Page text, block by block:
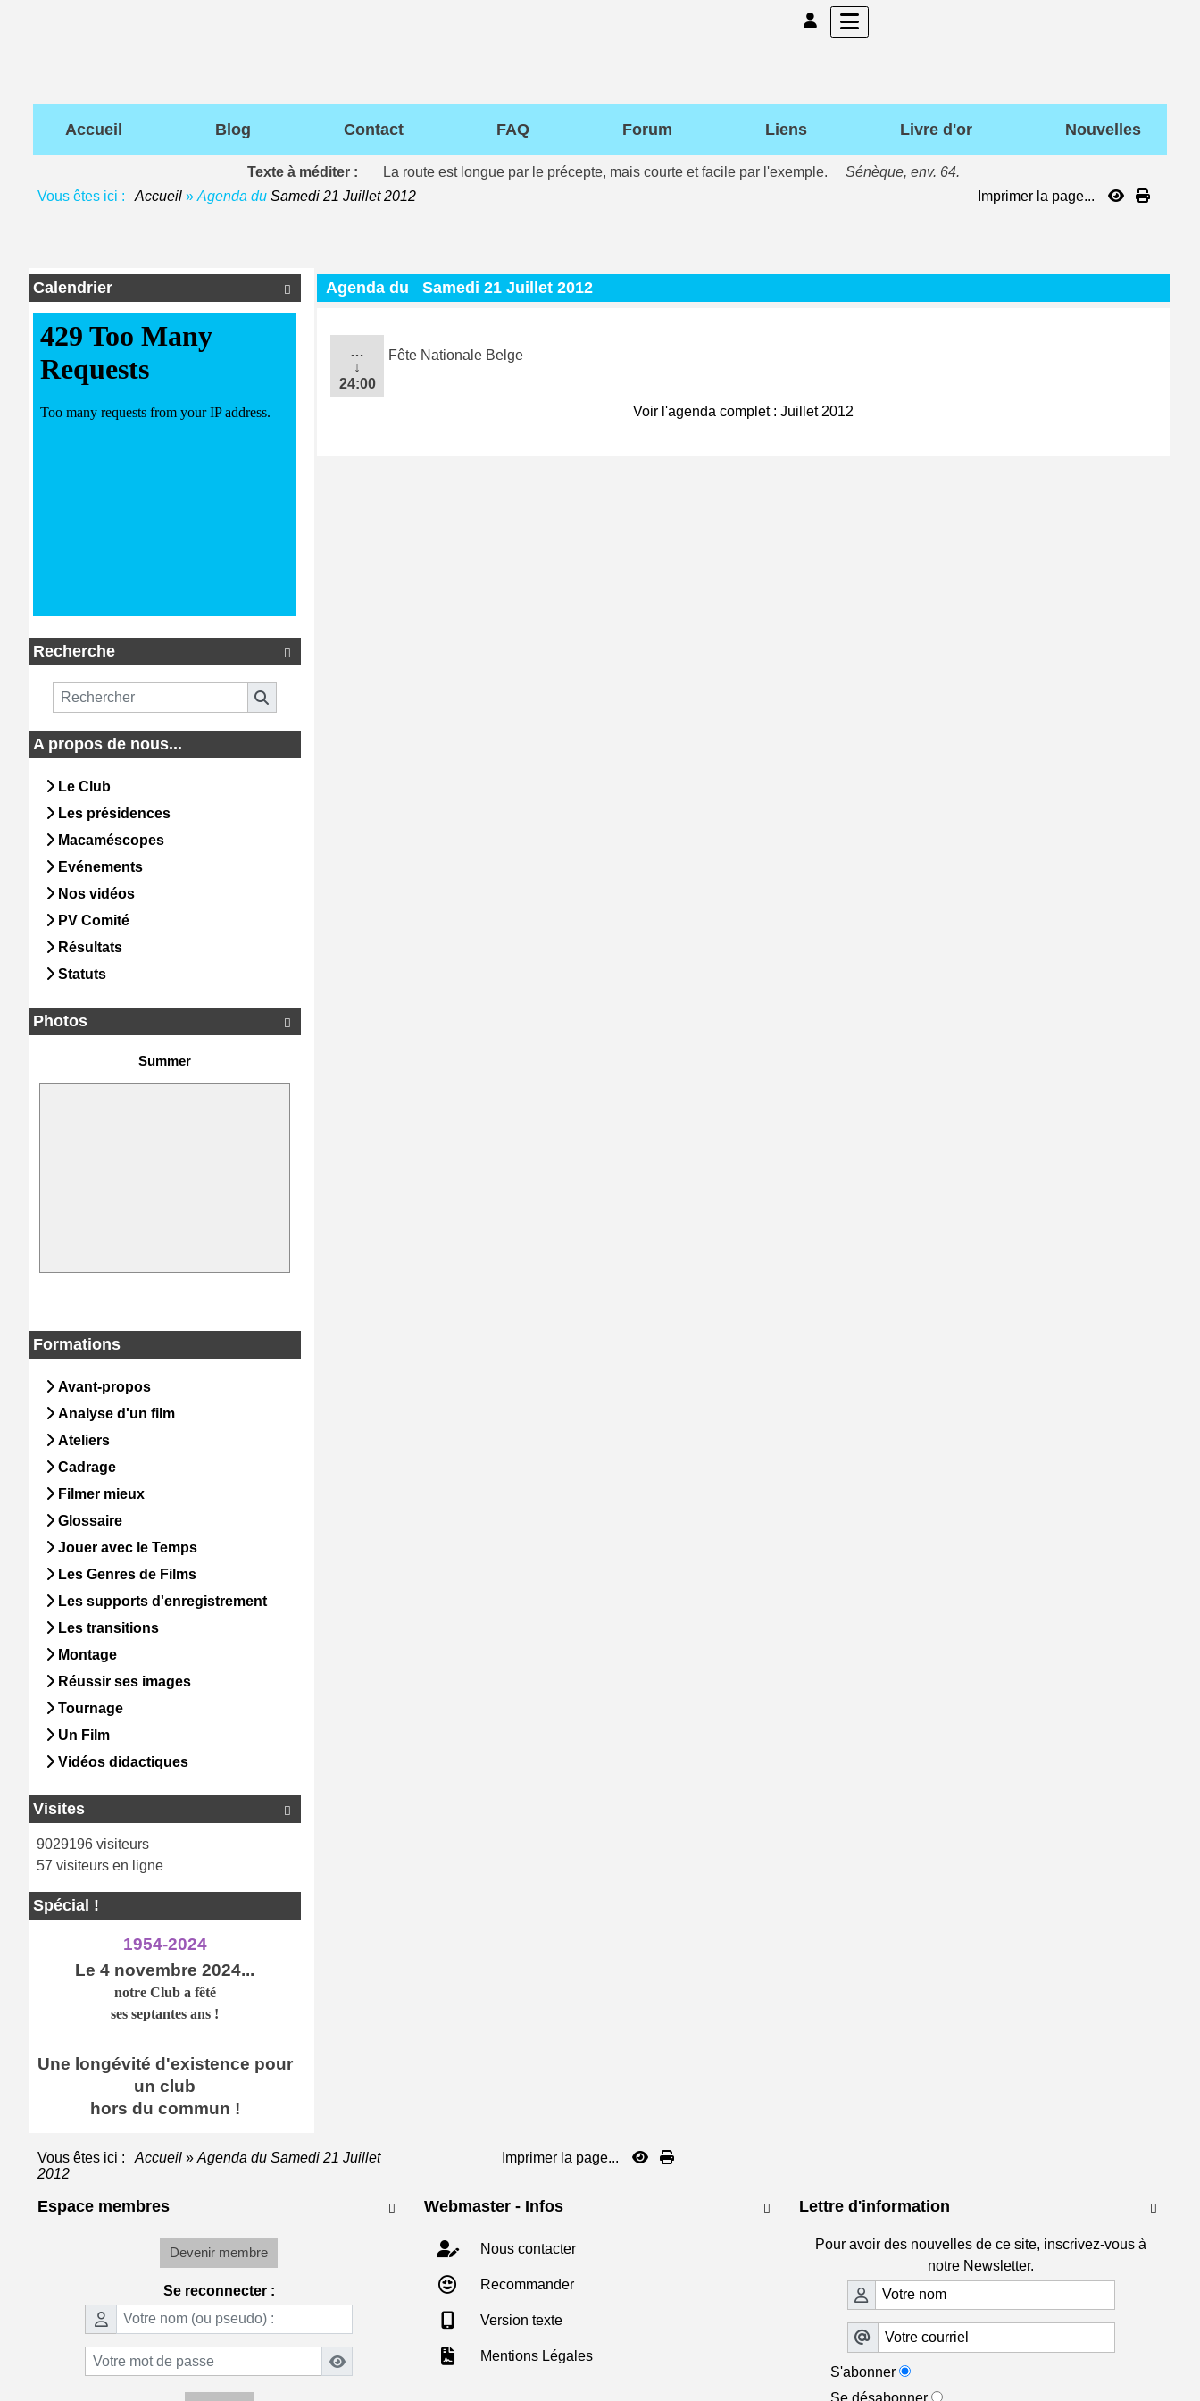
Accueil Blog Contact FAQ Forum Liens Livre d'or Nouvelles
Texte à méditer : La route est longue par le précepte, mais courte et facile par l'exemple.
Sénèque, env. 64.
Vous êtes ici :
Accueil » Agenda du Samedi 21 Juillet 2012 Imprimer la page...

Calendrier

Recherche
A propos de nous...
Le Club
Les présidences
Macaméscopes
Evénements
Nos vidéos
PV Comité
Résultats
Statuts

Photos
Summer
Formations
Avant-propos
Analyse d'un film
Ateliers
Cadrage
Filmer mieux
Glossaire
Jouer avec le Temps
Les Genres de Films
Les supports d'enregistrement
Les transitions
Montage
Réussir ses images
Tournage
Un Film
Vidéos didactiques

Visites
9029196 visiteurs
57 visiteurs en ligne
Spécial !
1954-2024
Le 4 novembre 2024...
notre Club a fêté
ses septantes ans !
Une longévité d'existence pour
un club
hors du commun !
Agenda du Samedi 21 Juillet 2012
…
↓
24:00
Fête Nationale Belge
Voir l'agenda complet : Juillet 2012
Vous êtes ici : Accueil » Agenda du Samedi 21 Juillet
2012
Imprimer la page...

Espace membres
Devenir membre
Se reconnecter :

Webmaster - Infos
Nous contacter
Recommander
Version texte
Mentions Légales

Lettre d'information
Pour avoir des nouvelles de ce site, inscrivez-vous à
notre Newsletter.
S'abonner
Se désabonner